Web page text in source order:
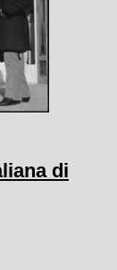
di